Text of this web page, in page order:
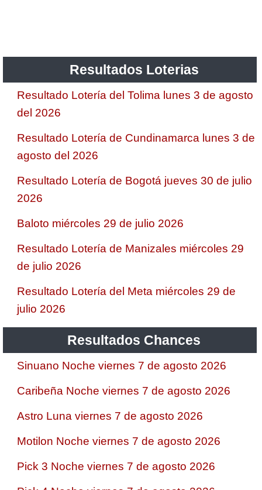
Resultados Loterias
Resultado Lotería del Tolima lunes 3 de agosto
del 2026
Resultado Lotería de Cundinamarca lunes 3 de
agosto del 2026
Resultado Lotería de Bogotá jueves 30 de julio
2026
Baloto miércoles 29 de julio 2026
Resultado Lotería de Manizales miércoles 29
de julio 2026
Resultado Lotería del Meta miércoles 29 de
julio 2026
Resultados Chances
Sinuano Noche viernes 7 de agosto 2026
Caribeña Noche viernes 7 de agosto 2026
Astro Luna viernes 7 de agosto 2026
Motilon Noche viernes 7 de agosto 2026
Pick 3 Noche viernes 7 de agosto 2026